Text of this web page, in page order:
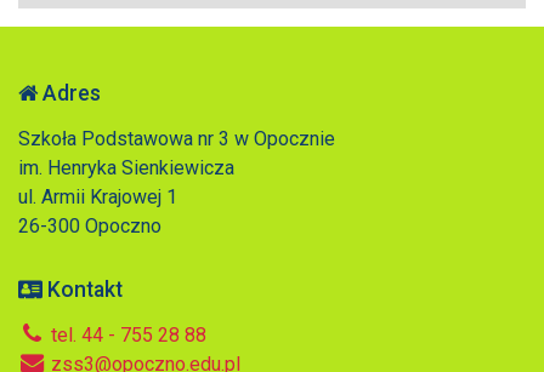
Adres
Szkoła Podstawowa nr 3 w Opocznie
im. Henryka Sienkiewicza
ul. Armii Krajowej 1
26-300 Opoczno
Kontakt
tel. 44 - 755 28 88
zss3@opoczno.edu.pl